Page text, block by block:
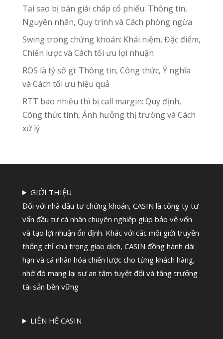
Tại sao bị bán giải chấp cổ phiếu: Thông tin,
Nguyên nhân, Quy trình và Cách phòng ngừa
Swing trong chứng khoán: Khái niệm, Đặc điểm,
Chiến lược và Cách tối ưu lợi nhuận
ROS là tỷ số gì: Thông tin, Công thức, Ý nghĩa
và Cách tối ưu hiệu quả
RTT bao nhiêu thì bị call margin: Quy định,
Công thức tính, Ảnh hưởng thị trường và Cách
xử lý
GIỚI THIỆU
Đối với nhà đầu tư chứng khoán, CASIN là công ty tư
vấn đầu tư cá nhân chuyên nghiệp giúp bảo vệ vốn
và tạo lợi nhuận ổn định. Khác với các môi giới truyền
thống chỉ chú trọng giao dịch, CASIN đồng hành dài
hạn và cá nhân hóa chiến lược cho từng khách hàng,
nhờ đó mang lại sự an tâm tuyệt đối và tăng trưởng
tài sản bền vững
LIÊN HỆ CASIN